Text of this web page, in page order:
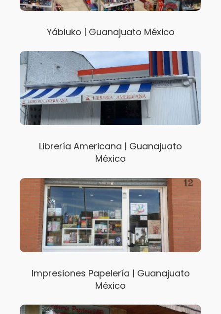
Yábluko | Guanajuato México
Librería Americana | Guanajuato
México
Impresiones Papelería | Guanajuato
México